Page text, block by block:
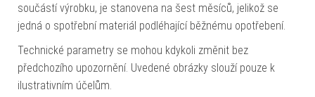
součástí výrobku, je stanovena na šest měsíců, jelikož se
jedná o spotřební materiál podléhající běžnému opotřebení.
Technické parametry se mohou kdykoli změnit bez
předchozího upozornění. Uvedené obrázky slouží pouze k
ilustrativním účelům.